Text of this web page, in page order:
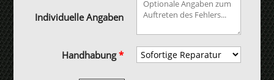
Individuelle Angaben
Handhabung*